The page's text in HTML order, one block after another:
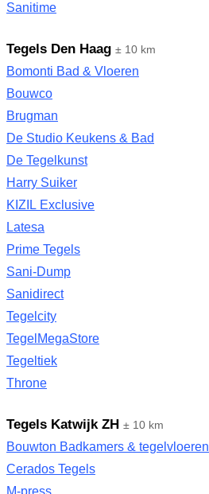
Sanitime
Tegels Den Haag ± 10 km
Bomonti Bad & Vloeren
Bouwco
Brugman
De Studio Keukens & Bad
De Tegelkunst
Harry Suiker
KIZIL Exclusive
Latesa
Prime Tegels
Sani-Dump
Sanidirect
Tegelcity
TegelMegaStore
Tegeltiek
Throne
Tegels Katwijk ZH ± 10 km
Bouwton Badkamers & tegelvloeren
Cerados Tegels
M-press